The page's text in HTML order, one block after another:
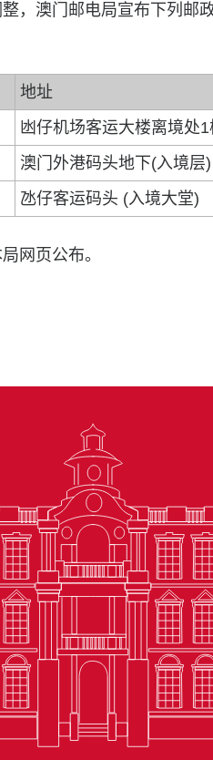
，澳门邮电局宣布下列邮
地址
凼仔机场客运大楼离境处1
澳门外港码头地下(入境层)
氹仔客运码头 (入境大堂)
网页公布。